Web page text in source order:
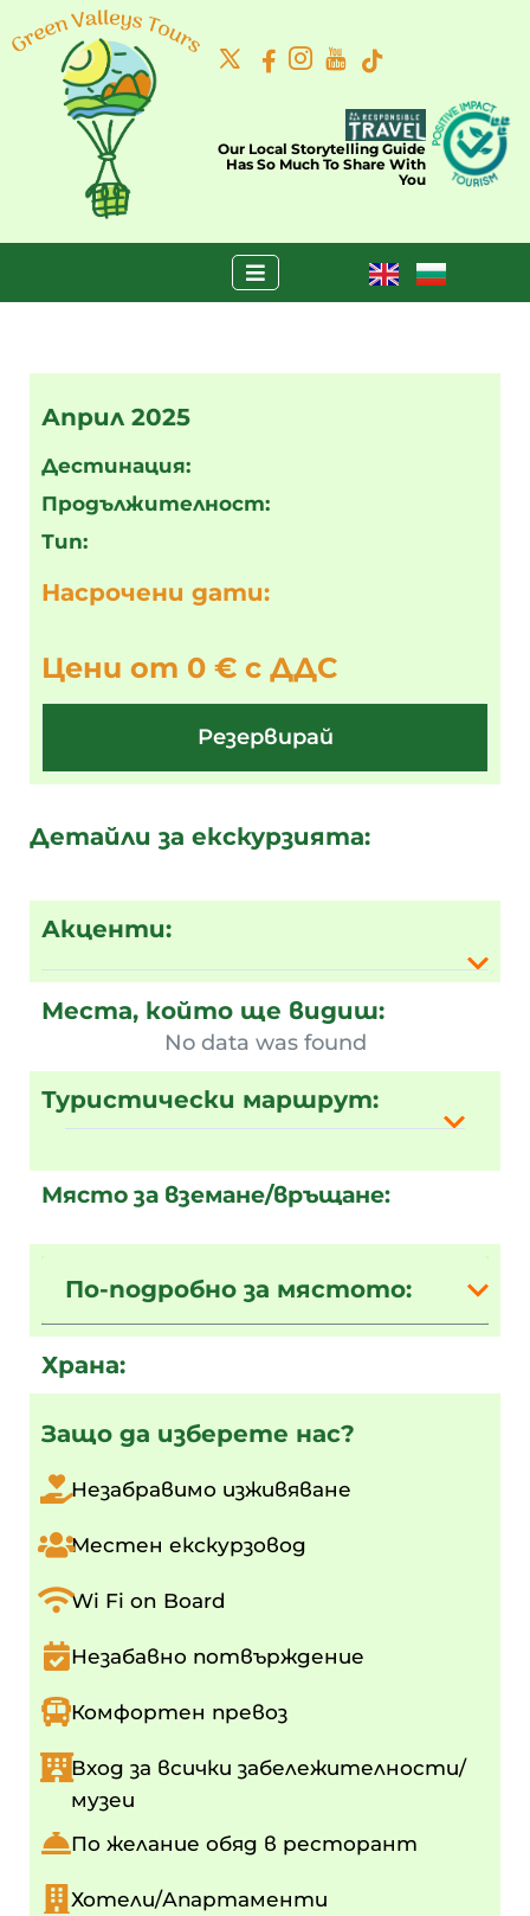
Our Local Storytelling Guide
Has So Much To Share With
You
Април 2025
Дестинация:
Продължителност:
Тип:
Насрочени дати:
Цени от 0 € с ДДС
Резервирай
Детайли за екскурзията:
Акценти:
Места, който ще видиш:
No data was found
Туристически маршрут:
Място за вземане/връщане:
По-подробно за мястото:
Храна:
Защо да изберете нас?
Незабравимо изживяване
Местен екскурзовод
Wi Fi on Board
Незабавно потвърждение
Комфортен превоз
Вход за всички забележителности/
музеи
По желание обяд в ресторант
Хотели/Апартаменти